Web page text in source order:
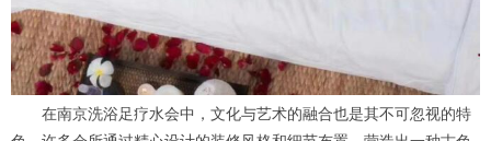
在南京洗浴足疗水会中，文化与艺术的融合也是其不可忽视的特